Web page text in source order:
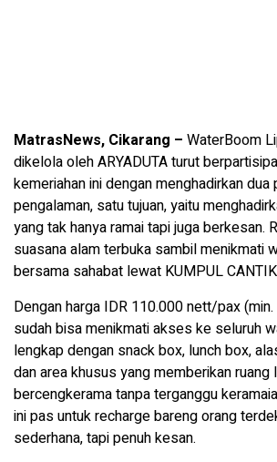
MatrasNews, Cikarang – WaterBoom
dikelola oleh ARYADUTA turut
kemeriahan ini dengan menghadirkan dua
pengalaman, satu tujuan, yaitu
yang tak hanya ramai tapi juga berkesan.
suasana alam terbuka sambil menikmati
bersama sahabat lewat KUMPUL
Dengan harga IDR 110.000 nett/pax
sudah bisa menikmati akses ke seluruh
lengkap dengan snack box, lunch box,
dan area khusus yang memberikan ruang
bercengkerama tanpa terganggu
ini pas untuk recharge bareng orang
sederhana, tapi penuh kesan.